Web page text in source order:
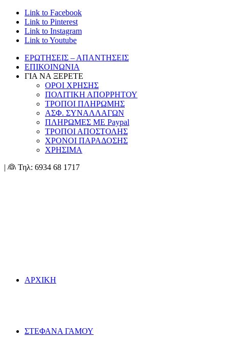
Link to Facebook
Link to Pinterest
Link to Instagram
Link to Youtube
ΕΡΩΤΗΣΕΙΣ – ΑΠΑΝΤΗΣΕΙΣ
ΕΠΙΚΟΙΝΩΝΙΑ
ΓΙΑ ΝΑ ΞΕΡΕΤΕ
ΟΡΟΙ ΧΡΗΣΗΣ
ΠΟΛΙΤΙΚΗ ΑΠΟΡΡΗΤΟΥ
ΤΡΟΠΟΙ ΠΛΗΡΩΜΗΣ
ΑΣΦ. ΣΥΝΑΛΛΑΓΩΝ
ΠΛΗΡΩΜΕΣ ΜΕ Paypal
ΤΡΟΠΟΙ ΑΠΟΣΤΟΛΗΣ
ΧΡΟΝΟΙ ΠΑΡΑΔΟΣΗΣ
ΧΡΗΣΙΜΑ
| 👰 Τηλ: 6934 68 1717
ΑΡΧΙΚΗ
ΣΤΕΦΑΝΑ ΓΑΜΟΥ